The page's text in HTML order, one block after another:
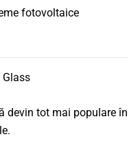
fotovoltaice
devin tot mai populare în